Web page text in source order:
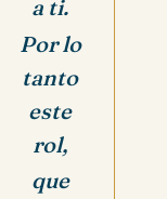
a ti.
Por lo
tanto
este
rol,
que